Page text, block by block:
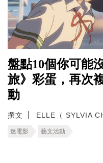
盤點10個你可能
旅》彩蛋，再次
動
撰文 ELLE（ SYLVIA
迷電影 藝文活動